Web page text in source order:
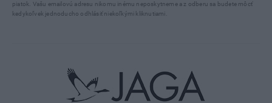
piatok. Vašu emailovú adresu nikomu inému neposkytneme a z odberu sa budete môcť
kedykoľvek jednoducho odhlásiť niekoľkými kliknutiami.